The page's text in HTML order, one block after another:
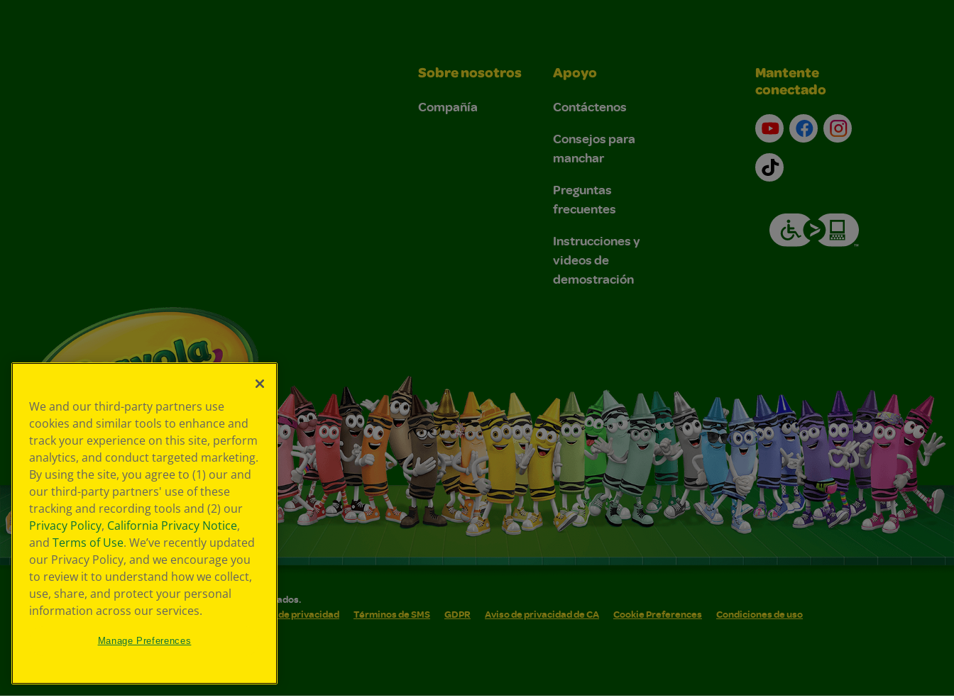
Sobre nosotros
Compañía
Apoyo
Contáctenos
Consejos para
manchar
Preguntas
frecuentes
Instrucciones y
videos de
demostración
Mantente
conectado
YouTube (en inglés)
Facebook (en inglés)
Instagram (en
TikTok
© 2026 Crayola® Todos los derechos reservados.
Sus opciones de privacidad
Política de privacidad Términos de SMS GDPR Aviso de privacidad de CA Cookie Preferences
Condiciones de uso
We and our third-party partners use
cookies and similar tools to enhance and
track your experience on this site, perform
analytics, and conduct targeted marketing.
By using the site, you agree to (1) our and
our third-party partners' use of these
tracking and recording tools and (2) our
Privacy Policy, California Privacy Notice,
and Terms of Use. We’ve recently updated
our Privacy Policy, and we encourage you
to review it to understand how we collect,
use, share, and protect your personal
information across our services.
Manage Preferences